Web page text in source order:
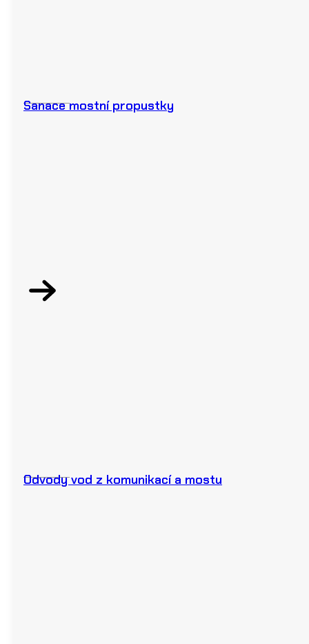
Sanace mostní propustky
Odvody vod z komunikací a mostu